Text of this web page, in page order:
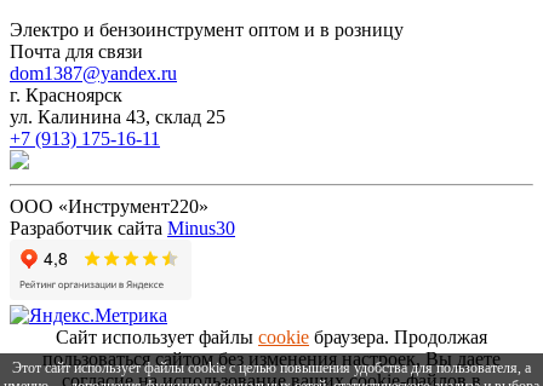
Этот сайт использует файлы cookie с целью повышения удобства для пользователя, а
Электро и бензоинструмент оптом и в розницу
Почта для связи
dom1387@yandex.ru
г. Красноярск
ул. Калинина 43, склад 25
+7 (913) 175-16-11
ООО «Инструмент220»
Разработчик сайта Minus30
Сайт использует файлы cookie браузера. Продолжая
пользоваться сайтом без изменения настроек, Вы даете
согласие на использование ваших cookie-файлов в